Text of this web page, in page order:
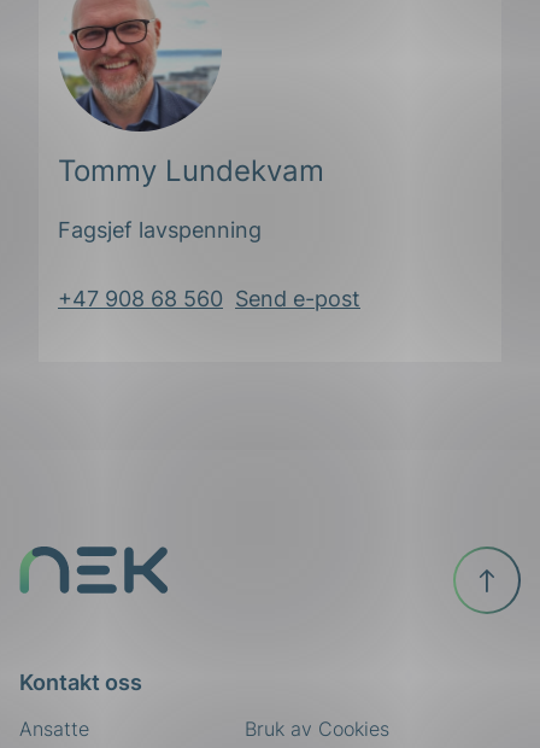
Tommy Lundekvam
Fagsjef lavspenning
+47 908 68 560 Send e-post
Kontakt oss
Ansatte Bruk av Cookies
Til
toppen